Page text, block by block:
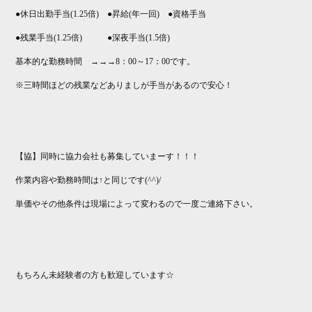
●休日出勤手当(1.25倍) ●昇給(年一回) ●資格手当
●残業手当(1.25倍) ●深夜手当(1.5倍)
基本的な勤務時間 →→→8：00～17：00です。
※三時間ほどの残業などありましが手当があるので安心！
【協】同時に協力会社も募集していまーす！！！
作業内容や勤務時間は↑と同じです(^^)/
単価やその他条件は現場によって変わるので一度ご連絡下さい。
もちろん未経験者の方も歓迎しています☆